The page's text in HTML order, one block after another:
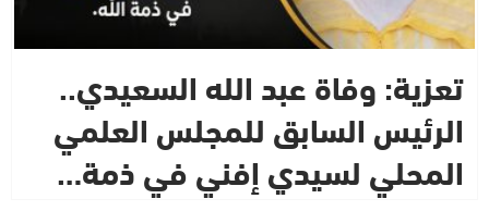
تعزية: وفاة عبد الله السعيدي..
الرئيس السابق للمجلس العلمي
المحلي لسيدي إفني في ذمة…